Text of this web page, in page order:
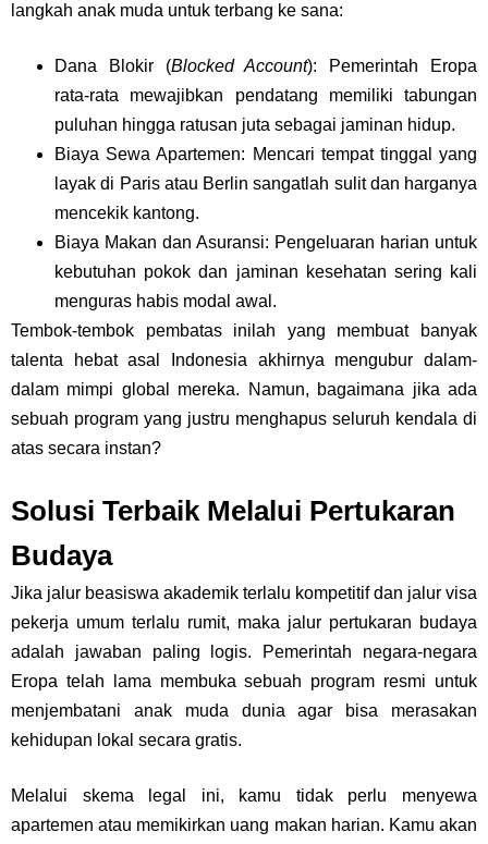
langkah anak muda untuk terbang ke sana:
Dana Blokir (Blocked Account): Pemerintah Eropa
rata-rata mewajibkan pendatang memiliki tabungan
puluhan hingga ratusan juta sebagai jaminan hidup.
Biaya Sewa Apartemen: Mencari tempat tinggal yang
layak di Paris atau Berlin sangatlah sulit dan harganya
mencekik kantong.
Biaya Makan dan Asuransi: Pengeluaran harian untuk
kebutuhan pokok dan jaminan kesehatan sering kali
menguras habis modal awal.
Tembok-tembok pembatas inilah yang membuat banyak
talenta hebat asal Indonesia akhirnya mengubur dalam-
dalam mimpi global mereka. Namun, bagaimana jika ada
sebuah program yang justru menghapus seluruh kendala di
atas secara instan?
Solusi Terbaik Melalui Pertukaran
Budaya
Jika jalur beasiswa akademik terlalu kompetitif dan jalur visa
pekerja umum terlalu rumit, maka jalur pertukaran budaya
adalah jawaban paling logis. Pemerintah negara-negara
Eropa telah lama membuka sebuah program resmi untuk
menjembatani anak muda dunia agar bisa merasakan
kehidupan lokal secara gratis.
Melalui skema legal ini, kamu tidak perlu menyewa
apartemen atau memikirkan uang makan harian. Kamu akan